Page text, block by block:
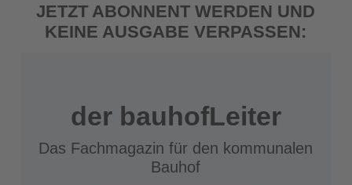
JETZT ABONNENT WERDEN UND
KEINE AUSGABE VERPASSEN:
der bauhofLeiter
Das Fachmagazin für den kommunalen
Bauhof